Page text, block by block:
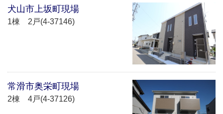
犬山市上坂町現場
1棟 2戸(4-37146)
常滑市奥栄町現場
2棟 4戸(4-37126)